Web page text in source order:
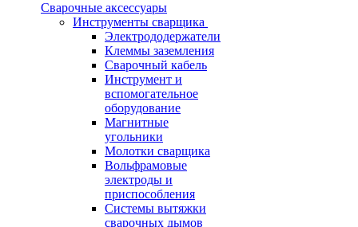
Сварочные аксессуары
Инструменты сварщика
Электрододержатели
Клеммы заземления
Сварочный кабель
Инструмент и
вспомогательное
оборудование
Магнитные
угольники
Молотки сварщика
Вольфрамовые
электроды и
приспособления
Системы вытяжки
сварочных дымов